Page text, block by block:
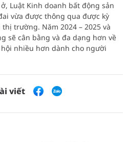
Luật Kinh doanh bất động sản
vừa được thông qua được kỳ
trường. Năm 2024 – 2025 và
sẽ cân bằng và đa dạng hơn về
nhiều hơn dành cho người
viết